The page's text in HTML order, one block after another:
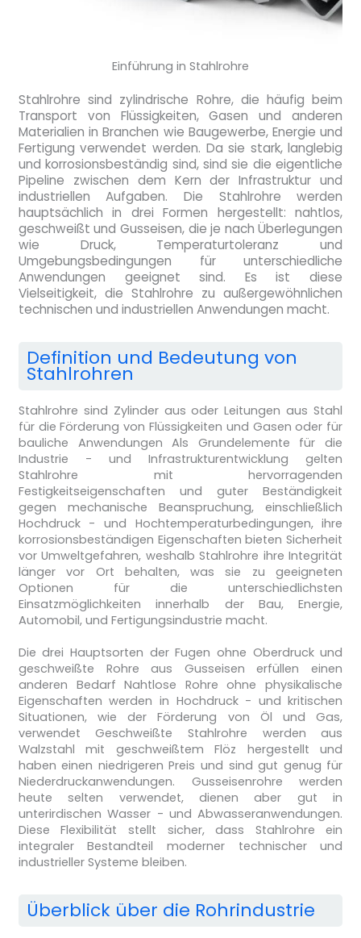
Einführung in Stahlrohre
Stahlrohre sind zylindrische Rohre, die häufig beim
Transport von Flüssigkeiten, Gasen und anderen
Materialien in Branchen wie Baugewerbe, Energie und
Fertigung verwendet werden. Da sie stark, langlebig
und korrosionsbeständig sind, sind sie die eigentliche
Pipeline zwischen dem Kern der Infrastruktur und
industriellen Aufgaben. Die Stahlrohre werden
hauptsächlich in drei Formen hergestellt: nahtlos,
geschweißt und Gusseisen, die je nach Überlegungen
wie Druck, Temperaturtoleranz und
Umgebungsbedingungen für unterschiedliche
Anwendungen geeignet sind. Es ist diese
Vielseitigkeit, die Stahlrohre zu außergewöhnlichen
technischen und industriellen Anwendungen macht.
Definition und Bedeutung von
Stahlrohren
Stahlrohre sind Zylinder aus oder Leitungen aus Stahl
für die Förderung von Flüssigkeiten und Gasen oder für
bauliche Anwendungen Als Grundelemente für die
Industrie - und Infrastrukturentwicklung gelten
Stahlrohre mit hervorragenden
Festigkeitseigenschaften und guter Beständigkeit
gegen mechanische Beanspruchung, einschließlich
Hochdruck - und Hochtemperaturbedingungen, ihre
korrosionsbeständigen Eigenschaften bieten Sicherheit
vor Umweltgefahren, weshalb Stahlrohre ihre Integrität
länger vor Ort behalten, was sie zu geeigneten
Optionen für die unterschiedlichsten
Einsatzmöglichkeiten innerhalb der Bau, Energie,
Automobil, und Fertigungsindustrie macht.
Die drei Hauptsorten der Fugen ohne Oberdruck und
geschweißte Rohre aus Gusseisen erfüllen einen
anderen Bedarf Nahtlose Rohre ohne physikalische
Eigenschaften werden in Hochdruck - und kritischen
Situationen, wie der Förderung von Öl und Gas,
verwendet Geschweißte Stahlrohre werden aus
Walzstahl mit geschweißtem Flöz hergestellt und
haben einen niedrigeren Preis und sind gut genug für
Niederdruckanwendungen. Gusseisenrohre werden
heute selten verwendet, dienen aber gut in
unterirdischen Wasser - und Abwasseranwendungen.
Diese Flexibilität stellt sicher, dass Stahlrohre ein
integraler Bestandteil moderner technischer und
industrieller Systeme bleiben.
Überblick über die Rohrindustrie